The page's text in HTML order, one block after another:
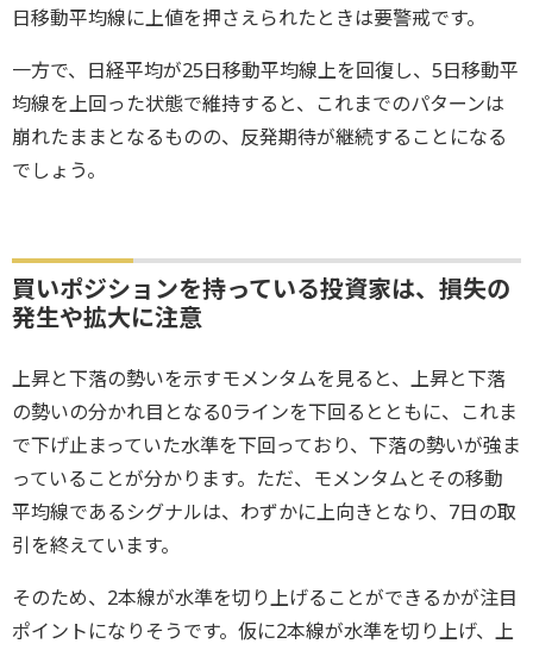
日移動平均線に上値を押さえられたときは要警戒です。
一方で、日経平均が25日移動平均線上を回復し、5日移動平
均線を上回った状態で維持すると、これまでのパターンは
崩れたままとなるものの、反発期待が継続することになる
でしょう。
買いポジションを持っている投資家は、損失の
発生や拡大に注意
上昇と下落の勢いを示すモメンタムを見ると、上昇と下落
の勢いの分かれ目となる0ラインを下回るとともに、これま
で下げ止まっていた水準を下回っており、下落の勢いが強ま
っていることが分かります。ただ、モメンタムとその移動
平均線であるシグナルは、わずかに上向きとなり、7日の取
引を終えています。
そのため、2本線が水準を切り上げることができるかが注目
ポイントになりそうです。仮に2本線が水準を切り上げ、上